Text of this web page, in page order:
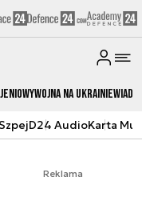
Wojna na Ukrainie
D24 AudioKarta
Reklama